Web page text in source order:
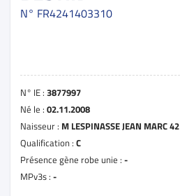
N° FR4241403310
N° IE : 3877997
Né le : 02.11.2008
Naisseur : M LESPINASSE JEAN MARC 42
Qualification : C
Présence gène robe unie : -
MPv3s : -